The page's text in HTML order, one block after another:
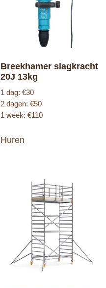
Breekhamer slagkracht
20J 13kg
1 dag: €30
2 dagen: €50
1 week: €110
Huren